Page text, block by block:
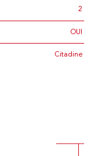
2
OUI
Citadine